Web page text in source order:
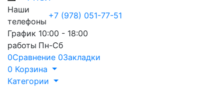
Toggle mobile menu
Наши
телефоны
+7 (978) 051-77-51
График
работы
10:00 - 18:00
Пн-Сб
0Сравнение 0Закладки
0 Корзина
Категории